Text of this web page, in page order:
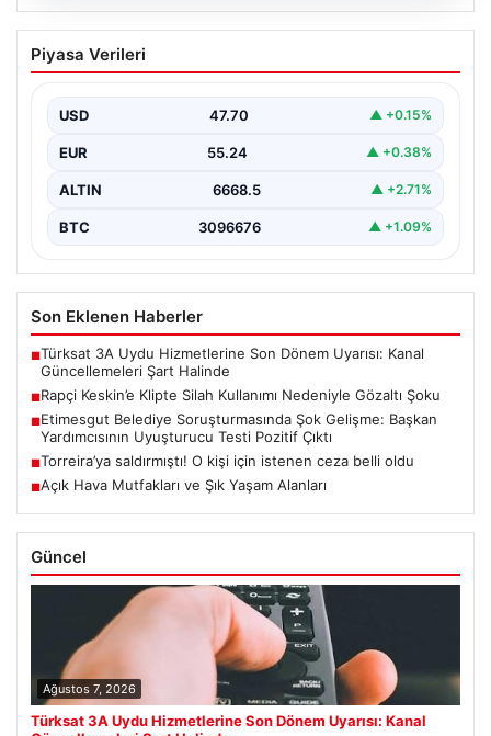
Rapçi Keskin’e Klipte Silah Kullanımı
Nedeniyle Gözaltı Şoku
gerçekleştirdiği klip çekimi sırasında silah kullanımı…
Piyasa Verileri
USD 47.70 ▲ +0.15%
EUR 55.24 ▲ +0.38%
ALTIN 6668.5 ▲ +2.71%
BTC 3096676 ▲ +1.09%
Son Eklenen Haberler
■Türksat 3A Uydu Hizmetlerine Son Dönem Uyarısı: Kanal
Güncellemeleri Şart Halinde
■Rapçi Keskin’e Klipte Silah Kullanımı Nedeniyle Gözaltı Şoku
■Etimesgut Belediye Soruşturmasında Şok Gelişme: Başkan
Yardımcısının Uyuşturucu Testi Pozitif Çıktı
■Torreira’ya saldırmıştı! O kişi için istenen ceza belli oldu
■Açık Hava Mutfakları ve Şık Yaşam Alanları
Güncel
Ağustos 7, 2026
Türksat 3A Uydu Hizmetlerine Son Dönem Uyarısı: Kanal